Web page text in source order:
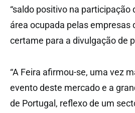
“saldo positivo na participação
área ocupada pelas empresas
certame para a divulgação de
“A Feira afirmou-se, uma vez
evento deste mercado e a
de Portugal, reflexo de um